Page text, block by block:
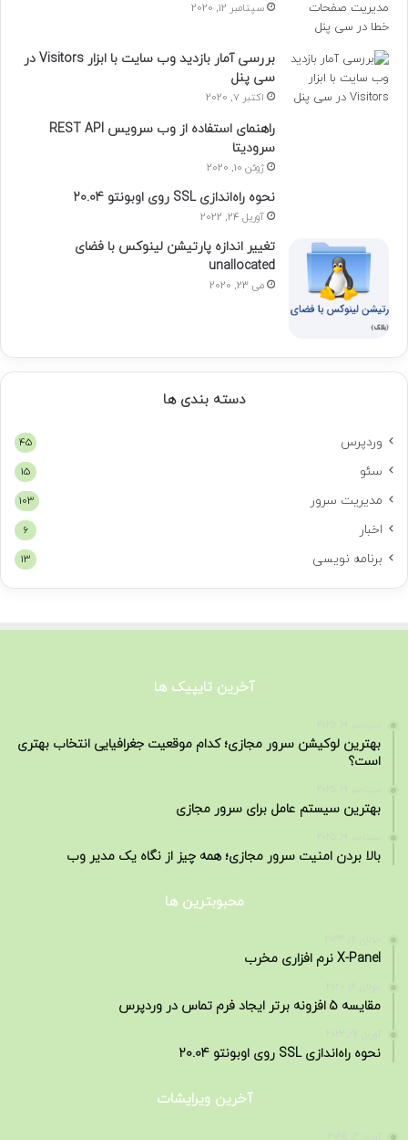
سپتامبر 12, 2020
بررسی آمار بازدید وب سایت با ابزار Visitors در
سی پنل
اکتبر 7, 2020
راهنمای استفاده از وب سرویس REST API
سرودیتا
ژوئن 10, 2020
نحوه راه‌اندازی SSL روی اوبونتو 20.04
آوریل 24, 2022
تغییر اندازه پارتیشن لینوکس با فضای
unallocated
می 23, 2020
دسته بندی ها
وردپرس 45
سئو 15
مدیریت سرور 103
اخبار 6
برنامه نویسی 13
آخرین تایپیک ها
بهترین لوکیشن سرور مجازی؛ کدام موقعیت جغرافیایی انتخاب بهتری
است؟
بهترین سیستم عامل برای سرور مجازی
بالا بردن امنیت سرور مجازی؛ همه چیز از نگاه یک مدیر وب
محبوبترین ها
جولای 12, 2023
X-Panel نرم افزاری مخرب
جولای 12, 2020
مقایسه 5 افزونه برتر ایجاد فرم تماس در وردپرس
نحوه راه‌اندازی SSL روی اوبونتو 20.04
آخرین ویرایشات